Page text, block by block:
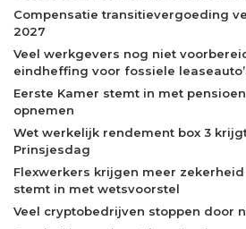
Compensatie transitievergoeding
2027
Veel werkgevers nog niet
eindheffing voor fossiele
Eerste Kamer stemt in met
opnemen
Wet werkelijk rendement box 3
Prinsjesdag
Flexwerkers krijgen meer
stemt in met wetsvoorstel
Veel cryptobedrijven stoppen door